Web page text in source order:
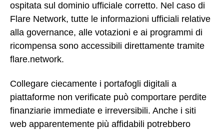
ospitata sul dominio ufficiale corretto. Nel caso di
Flare Network, tutte le informazioni ufficiali relative
alla governance, alle votazioni e ai programmi di
ricompensa sono accessibili direttamente tramite
flare.network.
Collegare ciecamente i portafogli digitali a
piattaforme non verificate può comportare perdite
finanziarie immediate e irreversibili. Anche i siti
web apparentemente più affidabili potrebbero